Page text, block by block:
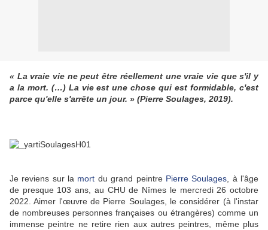
« La vraie vie ne peut être réellement une vraie vie que s'il y
a la mort. (…) La vie est une chose qui est formidable, c'est
parce qu'elle s'arrête un jour. » (Pierre Soulages, 2019).
Je reviens sur la mort du grand peintre Pierre Soulages , à l'âge
de presque 103 ans, au CHU de Nîmes le mercredi 26 octobre
2022. Aimer l'œuvre de Pierre Soulages, le considérer (à l'instar
de nombreuses personnes françaises ou étrangères) comme un
immense peintre ne retire rien aux autres peintres, même plus